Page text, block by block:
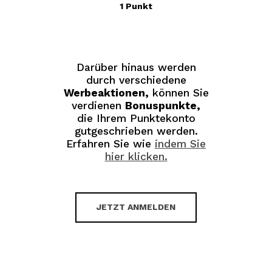
1 Punkt
Darüber hinaus werden
durch verschiedene
Werbeaktionen, können Sie
verdienen Bonuspunkte,
die Ihrem Punktekonto
gutgeschrieben werden.
Erfahren Sie wie indem Sie
hier klicken.
JETZT ANMELDEN